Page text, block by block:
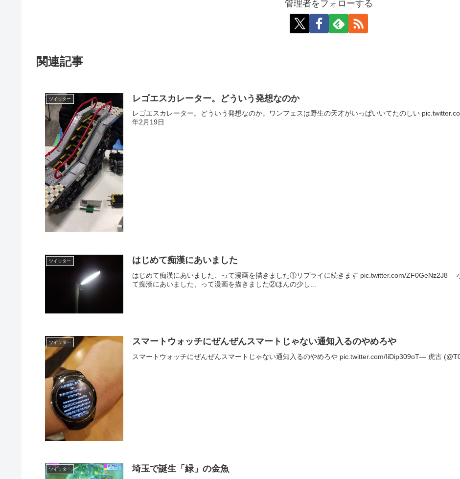
管理者をフォローする
関連記事
ツイッター レゴエスカレーター。どういう発想なのか
レゴエスカレーター。どういう発想なのか。ワンフェスは野生の天才がいっぱいいてたのしい
年2月19日
ツイッター はじめて痴漢にあいました
はじめて痴漢にあいました、って漫画を描きました①リプライに続きます pic.twitter.com/ZF0GeNz2J8—
て痴漢にあいました、って漫画を描きました②ほんの少し...
ツイッター スマートウォッチにぜんぜんスマートじゃない通知入るのやめろや
スマートウォッチにぜんぜんスマートじゃない通知入るのやめろや pic.twitter.com/IiDip309oT— 虎古
ツイッター 埼玉で誕生「緑」の金魚